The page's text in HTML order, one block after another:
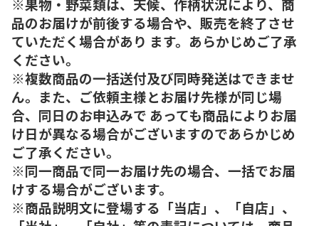
※果物・野菜類は、天候、作柄状況により、商
品のお届けが前後する場合や、販売を終了させ
ていただく場合があり ます。あらかじめご了承
ください。
※複数商品の一括送付及び同時発送はできませ
ん。また、ご依頼主様とお届け先様が同じ場
合、同日のお申込みで あっても商品によりお届
け日が異なる場合がございますのであらかじめ
ご了承ください。
※同一商品で同一お届け先の場合、一括でお届
けする場合がございます。
※商品説明文に登場する「当店」、「自店」、